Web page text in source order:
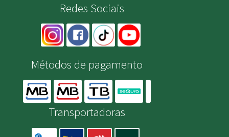
Redes Sociais
Métodos de pagamento
Transportadoras